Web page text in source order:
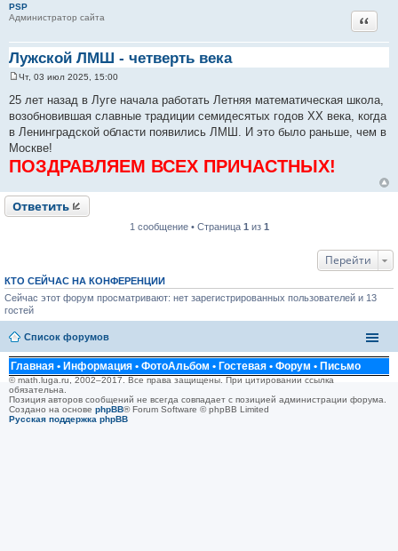
PSP
Администратор сайта
Лужской ЛМШ - четверть века
о
о
б
щ
е
н
и
е
Чт, 03 июл 2025, 15:00
25 лет назад в Луге начала работать Летняя математическая школа,
возобновившая славные традиции семидесятых годов XX века, когда
в Ленинградской области появились ЛМШ. И это было раньше, чем в
Москве!
ПОЗДРАВЛЯЕМ ВСЕХ ПРИЧАСТНЫХ!
Ответить
1 сообщение • Страница 1 из 1
Перейти
КТО СЕЙЧАС НА КОНФЕРЕНЦИИ
Сейчас этот форум просматривают: нет зарегистрированных пользователей и 13
гостей
Список форумов
Главная • Информация • ФотоАльбом • Гостевая • Форум • Письмо
© math.luga.ru, 2002–2017. Все права защищены. При цитировании ссылка
обязательна.
Позиция авторов сообщений не всегда совпадает с позицией администрации форума.
Создано на основе phpBB® Forum Software © phpBB Limited
Русская поддержка phpBB